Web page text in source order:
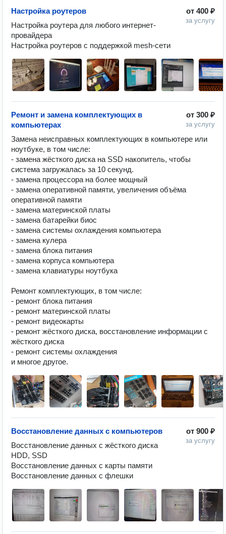
от 400 ₽
за услугу
Настройка роутеров
Настройка роутера для любого интернет-
провайдера
Настройка роутеров с поддержкой mesh-сети
от 300 ₽
за услугу
Ремонт и замена комплектующих в
компьютерах
Замена неисправных комплектующих в компьютере или
ноутбуке, в том числе:
- замена жёсткого диска на SSD накопитель, чтобы
система загружалась за 10 секунд.
- замена процессора на более мощный
- замена оперативной памяти, увеличения объёма
оперативной памяти
- замена материнской платы
- замена батарейки биос
- замена системы охлаждения компьютера
- замена кулера
- замена блока питания
- замена корпуса компьютера
- замена клавиатуры ноутбука
Ремонт комплектующих, в том числе:
- ремонт блока питания
- ремонт материнской платы
- ремонт видеокарты
- ремонт жёсткого диска, восстановление информации с
жёсткого диска
- ремонт системы охлаждения
и многое другое.
от 900 ₽
за услугу
Восстановление данных с компьютеров
Восстановление данных с жёсткого диска
HDD, SSD
Восстановление данных с карты памяти
Восстановление данных с флешки